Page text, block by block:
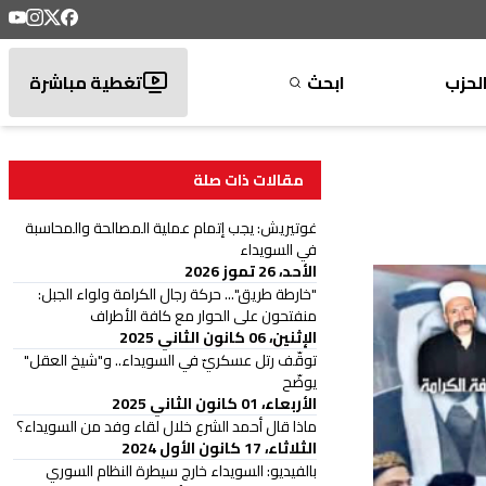
الحزب ابحث تغطية مباشرة
مقالات ذات صلة
غوتيريش: يجب إتمام عملية المصالحة والمحاسبة
في السويداء
الأحد، 26 تموز 2026
"خارطة طريق"... حركة رجال الكرامة ولواء الجبل:
منفتحون على الحوار مع كافة الأطراف
الإثنين، 06 كانون الثاني 2025
توقّف رتل عسكريّ في السويداء.. و"شيخ العقل"
يوضّح
الأربعاء، 01 كانون الثاني 2025
ماذا قال أحمد الشرع خلال لقاء وفد من السويداء؟
الثلاثاء، 17 كانون الأول 2024
بالفيديو: السويداء خارج سيطرة النظام السوري